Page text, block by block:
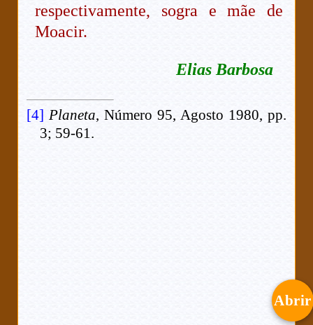
respectivamente, sogra e mãe de
Moacir.
Elias Barbosa
[4] Planeta, Número 95, Agosto 1980, pp.
3; 59-61.
Abrir